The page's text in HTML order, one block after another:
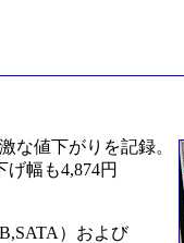
な値下がりを記録。
幅も4,874円
）および